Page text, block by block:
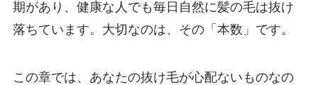
期があり、健康な人でも毎日自然に髪の毛は抜け
落ちています。大切なのは、その「本数」です。
この章では、あなたの抜け毛が心配ないものなの